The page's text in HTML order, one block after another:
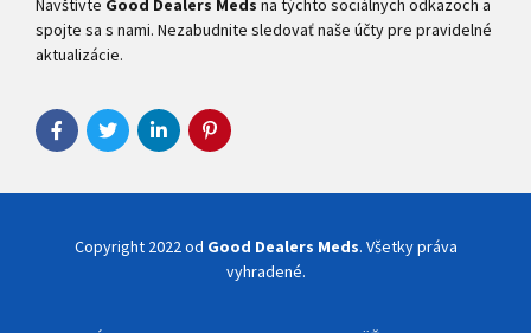
Navštívte Good Dealers Meds na týchto sociálnych odkazoch a
spojte sa s nami. Nezabudnite sledovať naše účty pre pravidelné
aktualizácie.
Copyright 2022 od Good Dealers Meds. Všetky práva
vyhradené.